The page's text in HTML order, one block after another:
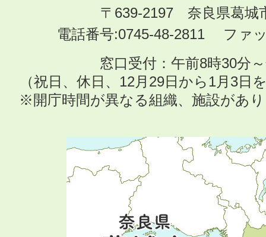
〒639-2197 奈良県葛城
電話番号:0745-48-2811 ファ
窓口受付：午前8時30分
（祝日、休日、12月29日から1月3日
※開庁時間が異なる組織、施設があ